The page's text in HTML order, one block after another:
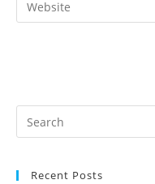
comment
address
your
Recent Posts